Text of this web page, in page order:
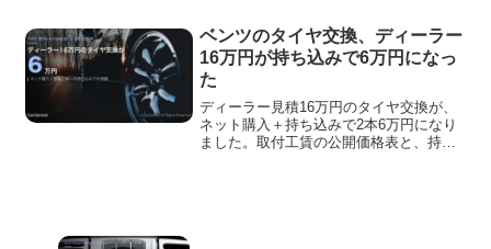
品】をまとめました。選び方とともにチ
ェックして、満足のいくミニ冷蔵庫を探
してみてください。
ベンツのタイヤ交換、ディーラー
16万円が持ち込みで6万円になっ
た
ディーラー見積16万円のタイヤ交換が、
ネット購入＋持ち込みで2本6万円になり
ました。取付工賃の公開価格表と、持ち